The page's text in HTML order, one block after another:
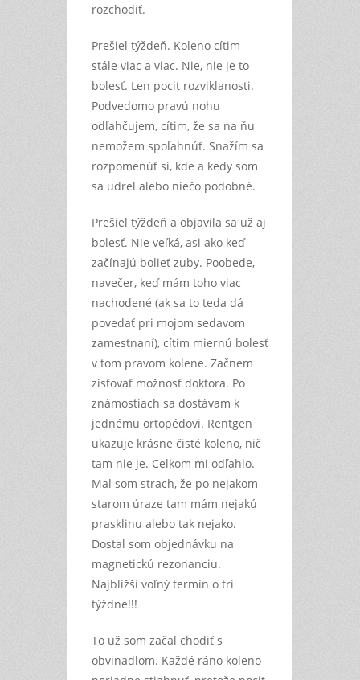
rozchodiť.
Prešiel týždeň. Koleno cítim
stále viac a viac. Nie, nie je to
bolesť. Len pocit rozviklanosti.
Podvedomo pravú nohu
odľahčujem, cítim, že sa na ňu
nemožem spoľahnúť. Snažím sa
rozpomenúť si, kde a kedy som
sa udrel alebo niečo podobné.
Prešiel týždeň a objavila sa už aj
bolesť. Nie veľká, asi ako keď
začínajú bolieť zuby. Poobede,
navečer, keď mám toho viac
nachodené (ak sa to teda dá
povedať pri mojom sedavom
zamestnaní), cítim miernú bolesť
v tom pravom kolene. Začnem
zisťovať možnosť doktora. Po
známostiach sa dostávam k
jednému ortopédovi. Rentgen
ukazuje krásne čisté koleno, nič
tam nie je. Celkom mi odľahlo.
Mal som strach, že po nejakom
starom úraze tam mám nejakú
prasklinu alebo tak nejako.
Dostal som objednávku na
magnetickú rezonanciu.
Najbližší voľný termín o tri
týždne!!!
To už som začal chodiť s
obvinadlom. Každé ráno koleno